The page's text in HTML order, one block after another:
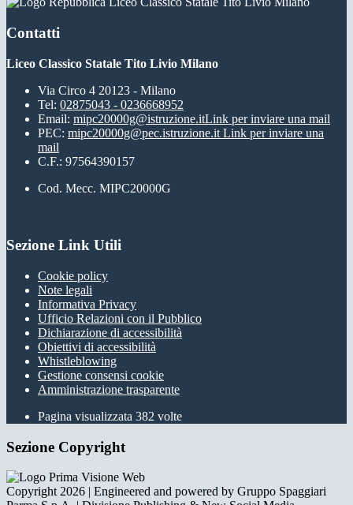
Contatti
Liceo Classico Statale Tito Livio Milano
Via Circo 4 20123 - Milano
Tel: 02875043 - 0236668952
Email: mipc20000g@istruzione.itLink per inviare una mail
PEC: mipc20000g@pec.istruzione.it Link per inviare una
mail
C.F.: 97564390157
Cod. Mecc. MIPC20000G
Sezione Link Utili
Cookie policy
Note legali
Informativa Privacy
Ufficio Relazioni con il Pubblico
Dichiarazione di accessibilità
Obiettivi di accessibilità
Whistleblowing
Gestione consensi cookie
Amministrazione trasparente
Pagina visualizzata 382 volte
Sezione Copyright
Copyright 2026 | Engineered and powered by Gruppo Spaggiari